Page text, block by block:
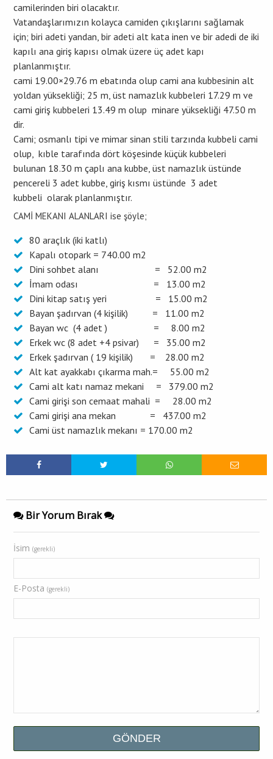
camilerinden biri olacaktır.
Vatandaşlarımızın kolayca camiden çıkışlarını sağlamak
için; biri adeti yandan, bir adeti alt kata inen ve bir adedi de iki
kapılı ana giriş kapısı olmak üzere üç adet kapı
planlanmıştır.
cami 19.00×29.76 m ebatında olup cami ana kubbesinin alt
yoldan yüksekliği; 25 m, üst namazlık kubbeleri 17.29 m ve
cami giriş kubbeleri 13.49 m olup minare yüksekliği 47.50 m
dir.
Cami; osmanlı tipi ve mimar sinan stili tarzında kubbeli cami
olup, kıble tarafında dört köşesinde küçük kubbeleri
bulunan 18.30 m çaplı ana kubbe, üst namazlık üstünde
pencereli 3 adet kubbe, giriş kısmı üstünde 3 adet
kubbeli olarak planlanmıştır.
CAMİ MEKANI ALANLARI ise şöyle;
80 araçlık (iki katlı)
Kapalı otopark = 740.00 m2
Dini sohbet alanı = 52.00 m2
İmam odası = 13.00 m2
Dini kitap satış yeri = 15.00 m2
Bayan şadırvan (4 kişilik) = 11.00 m2
Bayan wc (4 adet ) = 8.00 m2
Erkek wc (8 adet +4 psivar) = 35.00 m2
Erkek şadırvan ( 19 kişilik) = 28.00 m2
Alt kat ayakkabı çıkarma mah.= 55.00 m2
Cami alt katı namaz mekani = 379.00 m2
Cami girişi son cemaat mahali = 28.00 m2
Cami girişi ana mekan = 437.00 m2
Cami üst namazlık mekanı = 170.00 m2
Bir Yorum Bırak
İsim (gerekli)
E-Posta (gerekli)